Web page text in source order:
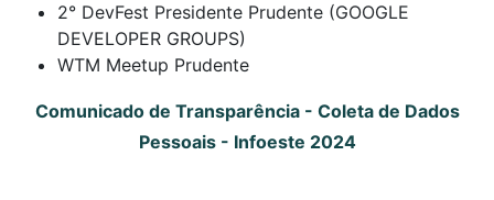
2° DevFest Presidente Prudente (GOOGLE
DEVELOPER GROUPS)
WTM Meetup Prudente
Comunicado de Transparência - Coleta de Dados
Pessoais - Infoeste 2024